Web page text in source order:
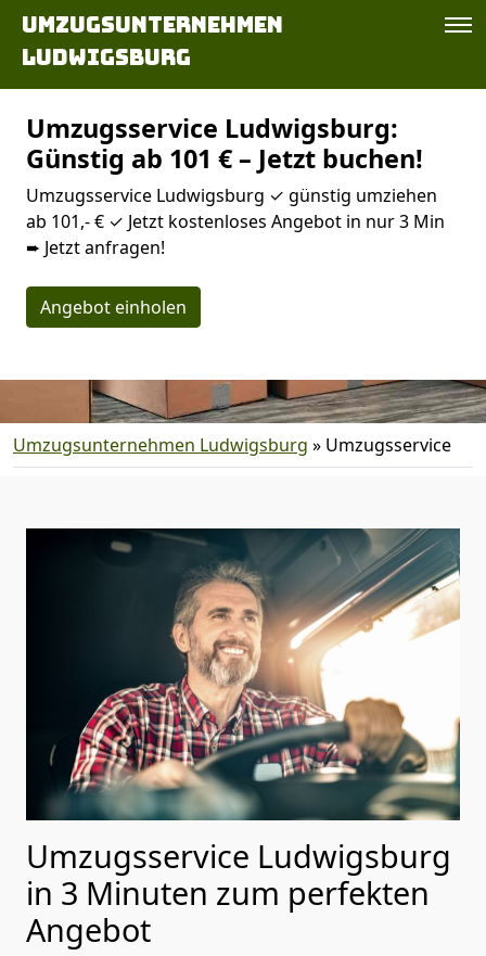
Umzugsunternehmen
Ludwigsburg
Umzugsservice Ludwigsburg:
Günstig ab 101 € – Jetzt buchen!
Umzugsservice Ludwigsburg ✓ günstig umziehen
ab 101,- € ✓ Jetzt kostenloses Angebot in nur 3 Min
➨ Jetzt anfragen!
Angebot einholen
Umzugsunternehmen Ludwigsburg » Umzugsservice
Umzugsservice Ludwigsburg
in 3 Minuten zum perfekten
Angebot